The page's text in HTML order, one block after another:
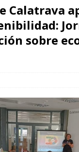
Calatrava
sobre